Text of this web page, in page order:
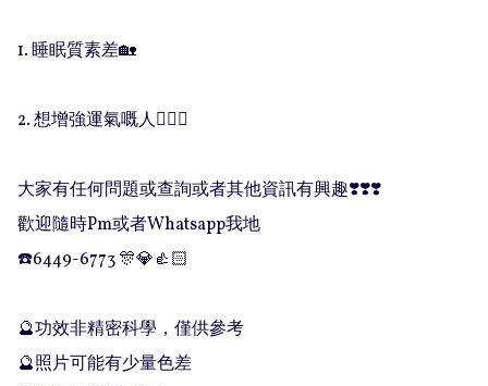
1. 睡眠質素差🏡
2. 想增強運氣嘅人💁🏻‍♀️
大家有任何問題或查詢或者其他資訊有興趣❣️❣️❣️
歡迎隨時Pm或者Whatsapp我地
☎️6449-6773 🎊💎👍🏻
🔮功效非精密科學，僅供參考
🔮照片可能有少量色差